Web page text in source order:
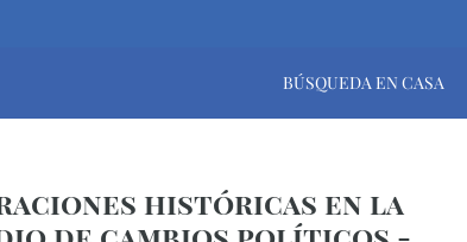
BÚSQUEDA EN CASA
históricas en la